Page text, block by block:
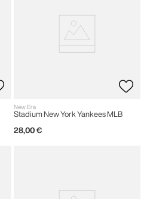
New Era
Stadium New York Yankees MLB
28,00 €